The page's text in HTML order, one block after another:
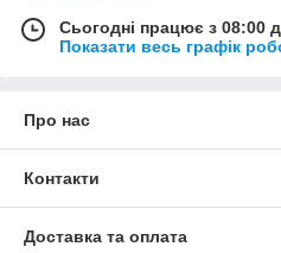
Сьогодні працює з 08:00
Показати весь графік
Про нас
Контакти
Доставка та оплата